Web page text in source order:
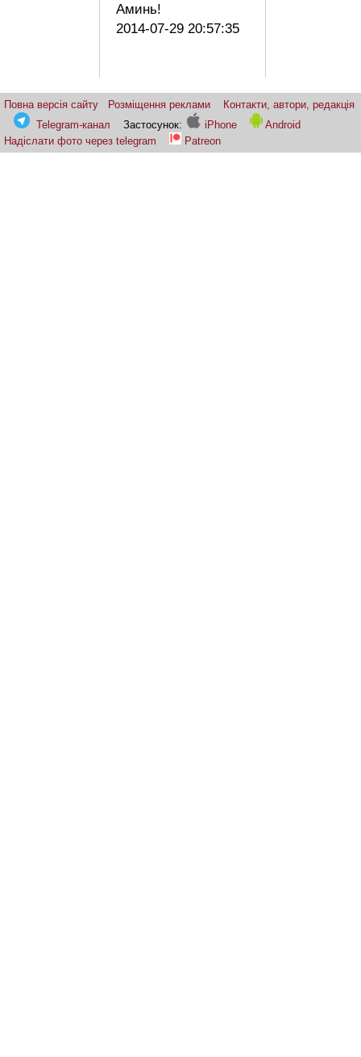
Аминь!
2014-07-29 20:57:35
Повна версія сайту Розміщення реклами
Контакти, автори, редакція
Telegram-канал
Застосунок: iPhone
Android
Надіслати фото через telegram
Patreon